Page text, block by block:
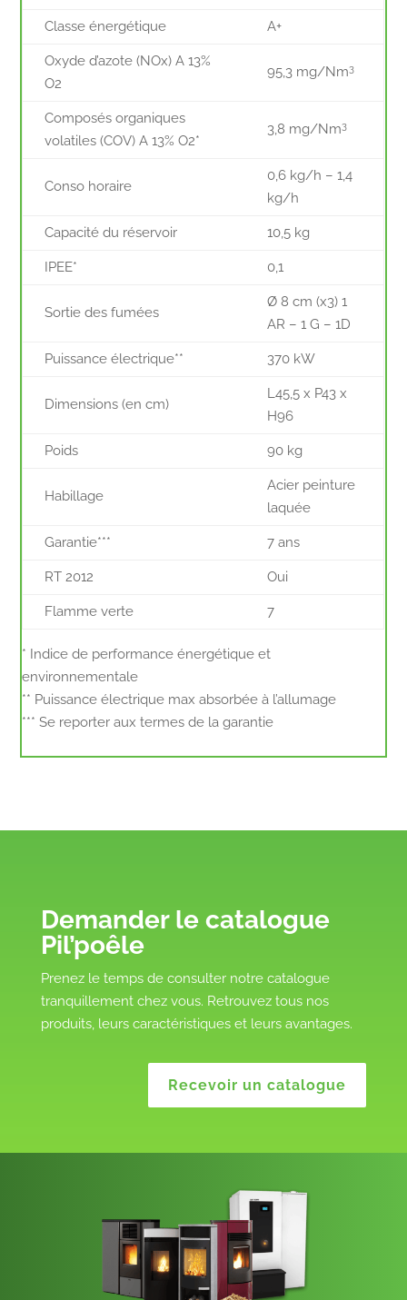
Classe énergétique A+
Oxyde d’azote (NOx) A 13%
O2
95,3 mg/Nm3
Composés organiques
volatiles (COV) A 13% O2*
3,8 mg/Nm3
Conso horaire
0,6 kg/h – 1,4
kg/h
Capacité du réservoir 10,5 kg
IPEE* 0,1
Sortie des fumées
Ø 8 cm (x3) 1
AR – 1 G – 1D
Puissance électrique** 370 kW
Dimensions (en cm)
L45,5 x P43 x
H96
Poids 90 kg
Habillage
Acier peinture
laquée
Garantie*** 7 ans
RT 2012 Oui
Flamme verte 7
* Indice de performance énergétique et
environnementale
** Puissance électrique max absorbée à l’allumage
*** Se reporter aux termes de la garantie
Demander le catalogue
Pil’poêle
Prenez le temps de consulter notre catalogue
tranquillement chez vous. Retrouvez tous nos
produits, leurs caractéristiques et leurs avantages.
Recevoir un catalogue